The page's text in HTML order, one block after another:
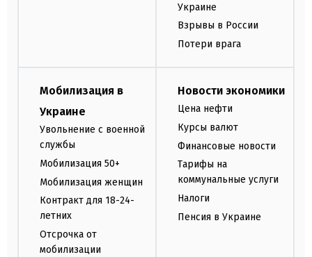
Украине
Взрывы в России
Потери врага
Мобилизация в
Украине
Увольнение с военной
службы
Мобилизация 50+
Мобилизация женщин
Контракт для 18-24-
летних
Отсрочка от
мобилизации
Новости экономики
Цена нефти
Курсы валют
Финансовые новости
Тарифы на
коммунальные услуги
Налоги
Пенсия в Украине